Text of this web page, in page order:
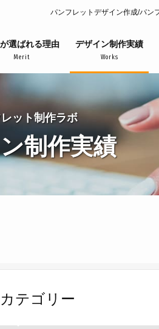
パンフレットデザイン作成/パン
選ばれる理由
Merit
デザイン制作実績
Works
ット制作ラボ
制作実績
テゴリー